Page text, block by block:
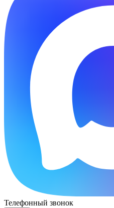
Телефонный звонок